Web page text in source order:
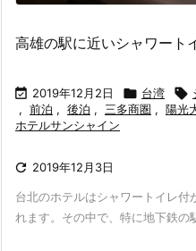
高雄の駅に近いシャワート
 2019年12月2日  台湾 
, 前泊 , 後泊 , 三多商圏 , 陽光
ホテルサンシャイン
 2019年12月3日
台北のホテルはシャワートイレ付
れます。その中で、特に地下鉄